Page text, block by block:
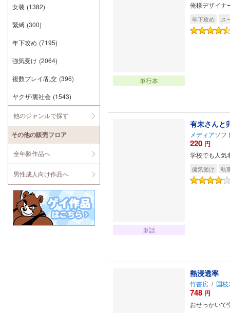
単行本
俺様デザイナ
年下攻め ス
単話
有未さんと
メディアソフ
220 円
学校でも人気
健気受け 執
熱浸透率
竹書房 / 国
748 円
おせっかいで
女装 (1382)
緊縛 (300)
年下攻め (7195)
強気受け (2064)
複数プレイ/乱交 (396)
ヤクザ/裏社会 (1543)
他のジャンルで探す
その他の販売フロア
全年齢作品へ
男性成人向け作品へ